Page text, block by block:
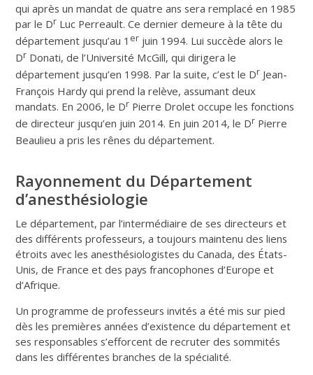
qui après un mandat de quatre ans sera remplacé en 1985
par le Dr Luc Perreault. Ce dernier demeure à la tête du
département jusqu’au 1 er juin 1994. Lui succède alors le
Dr Donati, de l’Université McGill, qui dirigera le
département jusqu’en 1998. Par la suite, c’est le Dr Jean-
François Hardy qui prend la relève, assumant deux
mandats. En 2006, le Dr Pierre Drolet occupe les fonctions
de directeur jusqu’en juin 2014. En juin 2014, le Dr Pierre
Beaulieu a pris les rênes du département.
Rayonnement du Département
d’anesthésiologie
Le département, par l’intermédiaire de ses directeurs et
des différents professeurs, a toujours maintenu des liens
étroits avec les anesthésiologistes du Canada, des États-
Unis, de France et des pays francophones d’Europe et
d’Afrique.
Un programme de professeurs invités a été mis sur pied
dès les premières années d’existence du département et
ses responsables s’efforcent de recruter des sommités
dans les différentes branches de la spécialité.